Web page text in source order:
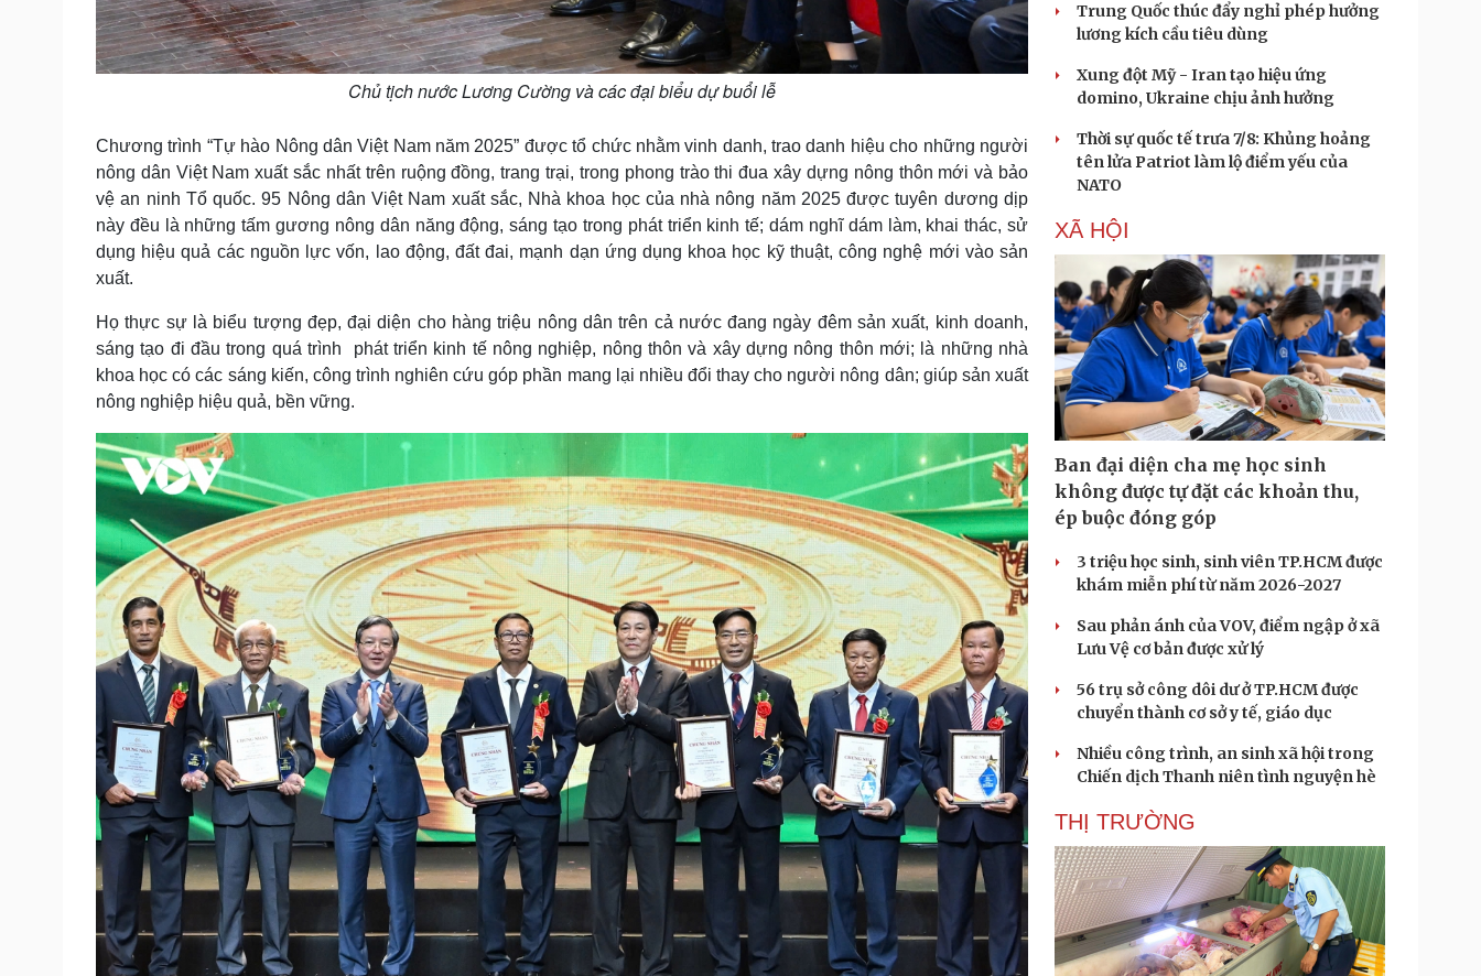
Chủ tịch nước Lương Cường và các đại biểu dự buổi lễ
Chương trình “Tự hào Nông dân Việt Nam năm 2025” được tổ chức nhằm vinh danh, trao danh hiệu cho những người
nông dân Việt Nam xuất sắc nhất trên ruộng đồng, trang trại, trong phong trào thi đua xây dựng nông thôn mới và bảo
vệ an ninh Tổ quốc. 95 Nông dân Việt Nam xuất sắc, Nhà khoa học của nhà nông năm 2025 được tuyên dương dịp
này đều là những tấm gương nông dân năng động, sáng tạo trong phát triển kinh tế; dám nghĩ dám làm, khai thác, sử
dụng hiệu quả các nguồn lực vốn, lao động, đất đai, mạnh dạn ứng dụng khoa học kỹ thuật, công nghệ mới vào sản
xuất.
Họ thực sự là biểu tượng đẹp, đại diện cho hàng triệu nông dân trên cả nước đang ngày đêm sản xuất, kinh doanh,
sáng tạo đi đầu trong quá trình phát triển kinh tế nông nghiệp, nông thôn và xây dựng nông thôn mới; là những nhà
khoa học có các sáng kiến, công trình nghiên cứu góp phần mang lại nhiều đổi thay cho người nông dân; giúp sản xuất
nông nghiệp hiệu quả, bền vững.
Trung Quốc thúc đẩy nghỉ phép hưởng
lương kích cầu tiêu dùng
Xung đột Mỹ - Iran tạo hiệu ứng
domino, Ukraine chịu ảnh hưởng
Thời sự quốc tế trưa 7/8: Khủng hoảng
tên lửa Patriot làm lộ điểm yếu của
NATO
XÃ HỘI
Ban đại diện cha mẹ học sinh
không được tự đặt các khoản thu,
ép buộc đóng góp
3 triệu học sinh, sinh viên TP.HCM được
khám miễn phí từ năm 2026-2027
Sau phản ánh của VOV, điểm ngập ở xã
Lưu Vệ cơ bản được xử lý
56 trụ sở công dôi dư ở TP.HCM được
chuyển thành cơ sở y tế, giáo dục
Nhiều công trình, an sinh xã hội trong
Chiến dịch Thanh niên tình nguyện hè
THỊ TRƯỜNG